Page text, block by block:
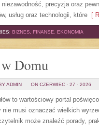
niezawodność, precyzja oraz
usług oraz technologii, które [
BIZNES, FINANSE, EKONOMIA
Domu
ADMIN ON CZERWIEC - 27 - 2026
to wartościowy portal
nie musi oznaczać wielkich
może znaleźć porady,